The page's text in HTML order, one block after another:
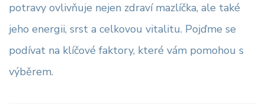
potravy ovlivňuje nejen zdraví mazlíčka, ale také
jeho energii, srst a celkovou vitalitu. Pojďme se
podívat na klíčové faktory, které vám pomohou s
výběrem.